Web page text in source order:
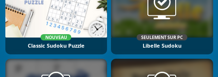
NOUVEAU
Classic Sudoku Puzzle
SEULEMENT SUR PC
Libelle Sudoku